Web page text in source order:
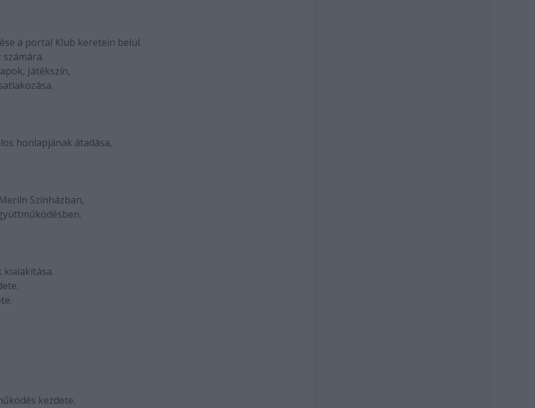
a portal Klub keretein belül.
Játékszín,
honlapjának átadása,
Színházban,
kialakítása.
kezdete.